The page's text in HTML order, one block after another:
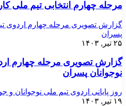
مرحله چهارم انتخابی تیم ملی
گزارش تصویری مرحله چهارم اردوی
پسران
۲۵ تیر, ۱۴۰۳
گزارش تصویری مرحله چهارم
نوجوانان پسران
روز پایانی اردوی تیم ملی نوجوانان و
۱۹ تیر, ۱۴۰۳